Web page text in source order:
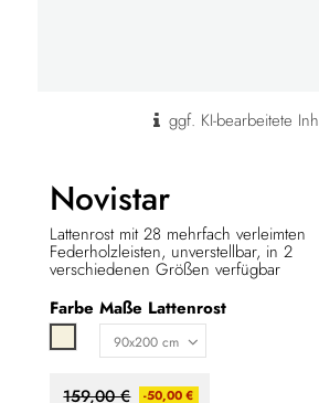
ggf. KI-bearbeitete
Novistar
Lattenrost mit 28 mehrfach verleimten
Federholzleisten, unverstellbar, in 2
verschiedenen Größen verfügbar
Farbe Maße Lattenrost
159,00 € -50,00 €